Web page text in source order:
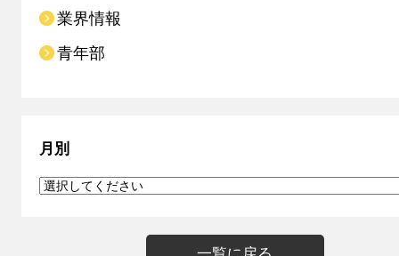
業界情報
青年部
月別